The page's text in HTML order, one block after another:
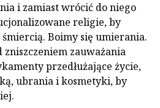
i zamiast wrócić do niego
religie, by
Boimy się umierania.
zauważania
przedłużające życie,
ubrania i kosmetyki, by